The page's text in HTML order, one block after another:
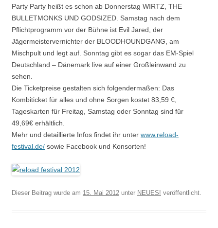
Party Party heißt es schon ab Donnerstag WIRTZ, THE
BULLETMONKS UND GODSIZED. Samstag nach dem
Pflichtprogramm vor der Bühne ist Evil Jared, der
Jägermeistervernichter der BLOODHOUNDGANG, am
Mischpult und legt auf. Sonntag gibt es sogar das EM-Spiel
Deutschland – Dänemark live auf einer Großleinwand zu
sehen.
Die Ticketpreise gestalten sich folgendermaßen: Das
Kombiticket für alles und ohne Sorgen kostet 83,59 €,
Tageskarten für Freitag, Samstag oder Sonntag sind für
49,69€ erhältlich.
Mehr und detaillierte Infos findet ihr unter www.reload-
festival.de/ sowie Facebook und Konsorten!
Dieser Beitrag wurde am 15. Mai 2012 unter NEUES! veröffentlicht.